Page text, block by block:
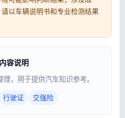
以车辆说明书和专业检测结果
内容说明
，用于提供汽车知识参考。
行驶证 交强险